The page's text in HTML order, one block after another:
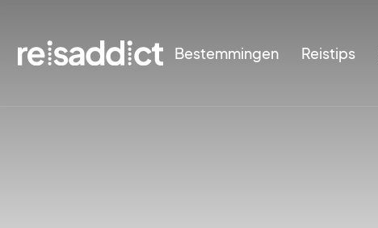
Bestemmingen Reistips